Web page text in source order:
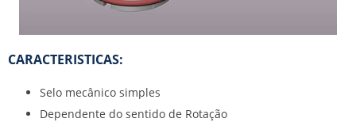
CARACTERISTICAS:
Selo mecânico simples
Dependente do sentido de Rotação